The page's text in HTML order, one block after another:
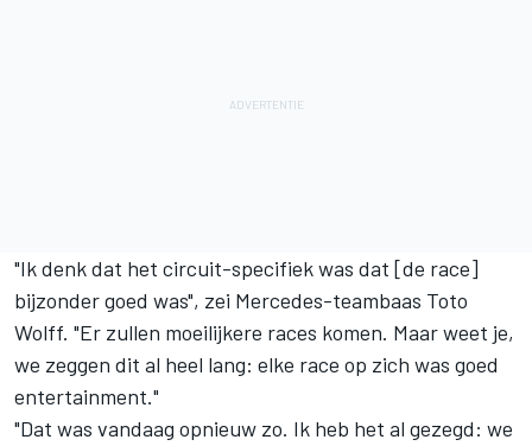
"Ik denk dat het circuit-specifiek was dat [de race]
bijzonder goed was", zei Mercedes-teambaas Toto
Wolff. "Er zullen moeilijkere races komen. Maar weet je,
we zeggen dit al heel lang: elke race op zich was goed
entertainment."
"Dat was vandaag opnieuw zo. Ik heb het al gezegd: we